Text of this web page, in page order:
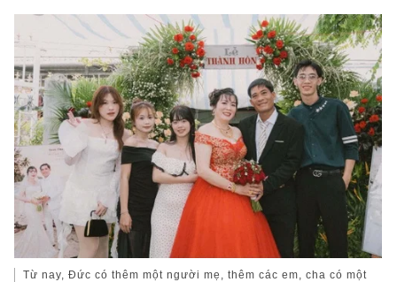
Từ nay, Đức có thêm một người mẹ, thêm các em, cha có một